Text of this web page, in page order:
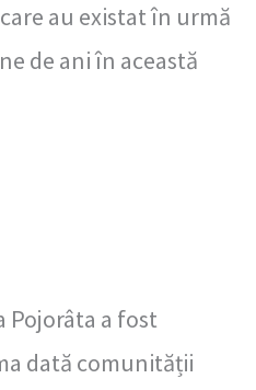
au existat în urmă
de ani în această
a fost
dată comunității